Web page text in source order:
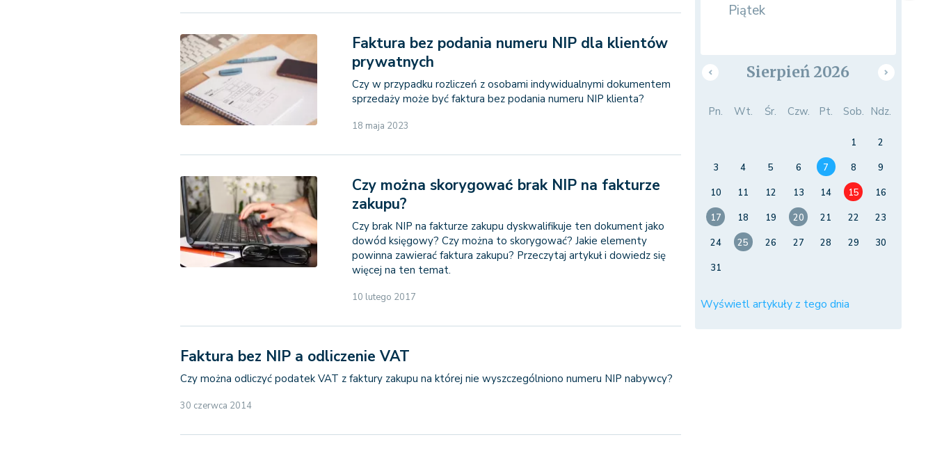
Faktura bez podania numeru NIP dla klientów
prywatnych
Czy w przypadku rozliczeń z osobami indywidualnymi dokumentem
sprzedaży może być faktura bez podania numeru NIP klienta?
18 maja 2023
Czy można skorygować brak NIP na fakturze
zakupu?
Czy brak NIP na fakturze zakupu dyskwalifikuje ten dokument jako
dowód księgowy? Czy można to skorygować? Jakie elementy
powinna zawierać faktura zakupu? Przeczytaj artykuł i dowiedz się
więcej na ten temat.
10 lutego 2017
Faktura bez NIP a odliczenie VAT
Czy można odliczyć podatek VAT z faktury zakupu na której nie wyszczególniono numeru NIP nabywcy?
30 czerwca 2014
Piątek
Sierpień 2026
Pn. Wt. Śr. Czw. Pt. Sob. Ndz.
1
2
3
4 5 6 7 8
9
10
11 12 13 14 15
16
17
18 19 20 21 22
23
24
25 26 27 28 29
30
31
Wyświetl artykuły z tego dnia